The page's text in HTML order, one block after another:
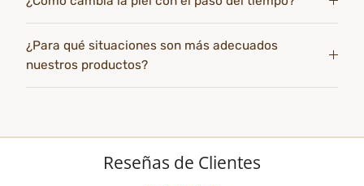
¿Para qué situaciones son más adecuados
nuestros productos?
Reseñas de Clientes